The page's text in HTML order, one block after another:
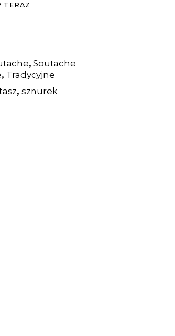
TERAZ
, Soutache
, Tradycyjne
, sznurek